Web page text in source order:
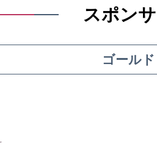
スポン
ゴールド